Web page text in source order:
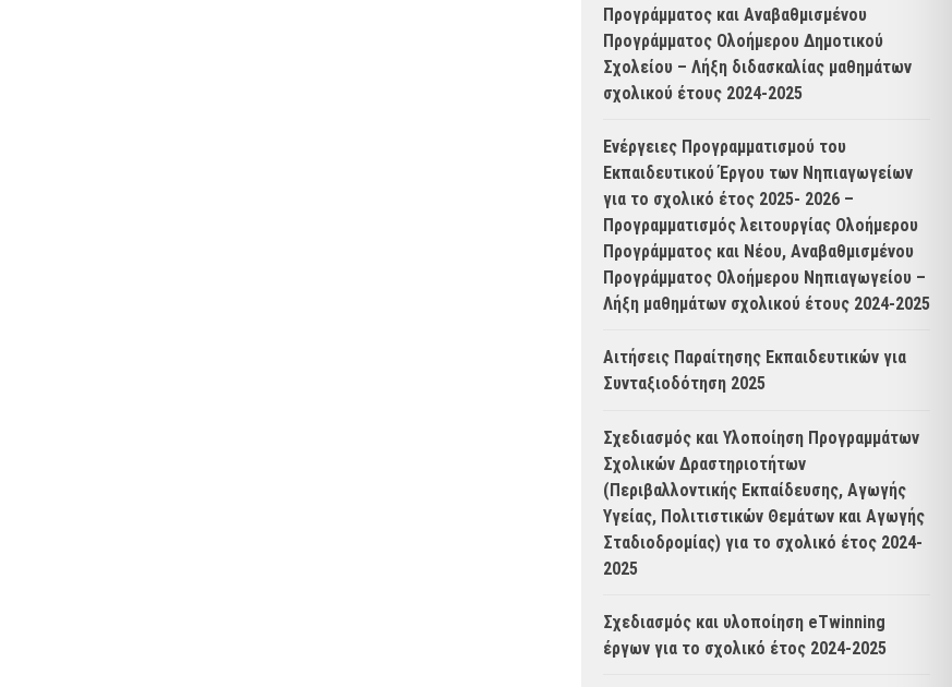
Προγράμματος και Αναβαθμισμένου
Προγράμματος Ολοήμερου Δημοτικού
Σχολείου – Λήξη διδασκαλίας μαθημάτων
σχολικού έτους 2024-2025
Ενέργειες Προγραμματισμού του
Εκπαιδευτικού Έργου των Νηπιαγωγείων
για το σχολικό έτος 2025- 2026 –
Προγραμματισμός λειτουργίας Ολοήμερου
Προγράμματος και Νέου, Αναβαθμισμένου
Προγράμματος Ολοήμερου Νηπιαγωγείου –
Λήξη μαθημάτων σχολικού έτους 2024-2025
Αιτήσεις Παραίτησης Εκπαιδευτικών για
Συνταξιοδότηση 2025
Σχεδιασμός και Υλοποίηση Προγραμμάτων
Σχολικών Δραστηριοτήτων
(Περιβαλλοντικής Εκπαίδευσης, Αγωγής
Υγείας, Πολιτιστικών Θεμάτων και Αγωγής
Σταδιοδρομίας) για το σχολικό έτος 2024-
2025
Σχεδιασμός και υλοποίηση eTwinning
έργων για το σχολικό έτος 2024-2025